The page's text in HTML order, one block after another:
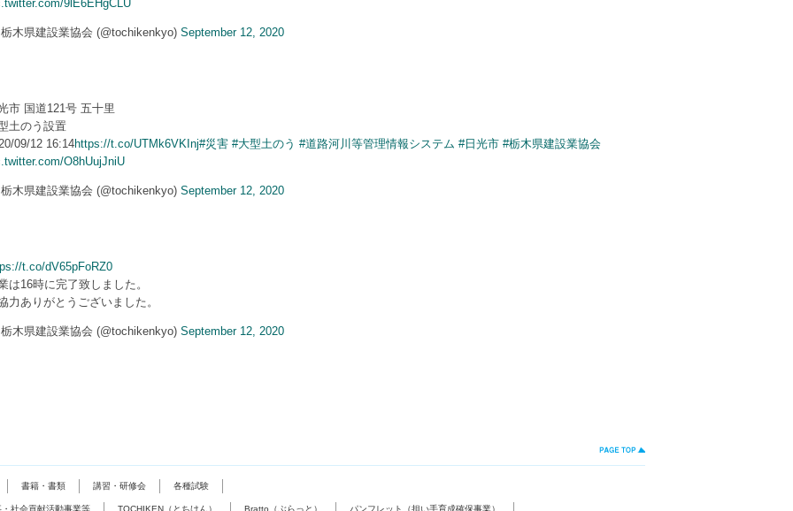
9lE6EHgCLU
木県建設業協会 (@tochikenkyo) September 12, 2020
市 国道121号 五十里
土のう設置
09/12 16:14https://t.co/UTMk6VKInj#災害 #大型土のう #道路河川等管理情報システム #日光市 #栃木県建設業協会
O8hUujJniU
木県建設業協会 (@tochikenkyo) September 12, 2020
t.co/dV65pFoRZ0
は16時に完了致しました。
力ありがとうございました。
木県建設業協会 (@tochikenkyo) September 12, 2020
書籍・書類 講習・研修会 各種試験
・社会貢献活動事業等 TOCHIKEN（とちけん） Bratto（ぶらっと） パンフレット（担い手育成確保事業）